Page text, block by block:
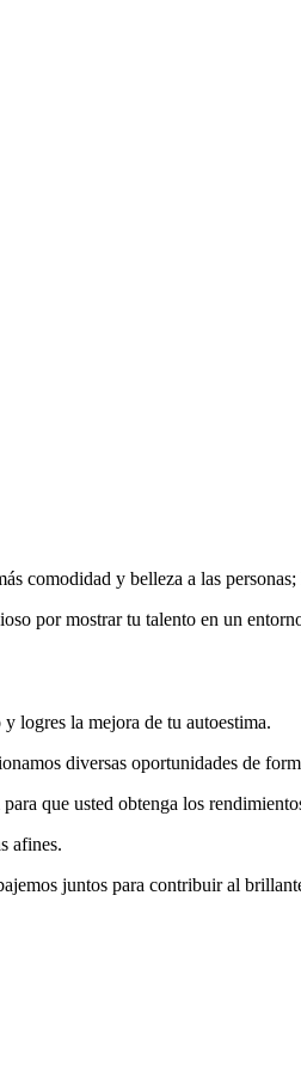
comodidad y belleza a las
por mostrar tu talento en un
logres la mejora de tu autoestima.
diversas oportunidades de
que usted obtenga los
afines.
juntos para contribuir al